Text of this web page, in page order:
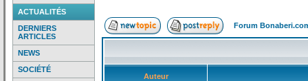
ACTUALITÉS
DERNIERS
ARTICLES
NEWS
SOCIÉTÉ
Forum
Auteur